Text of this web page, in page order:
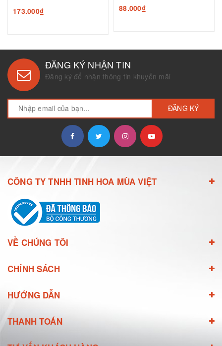
173.000₫
88.000₫
ĐĂNG KÝ NHẬN TIN
Đăng ký để nhận thông tin khuyến mãi
ĐĂNG KÝ
CÔNG TY TNHH TINH HOA MÙA VIỆT
VỀ CHÚNG TÔI
CHÍNH SÁCH
HƯỚNG DẪN
THANH TOÁN